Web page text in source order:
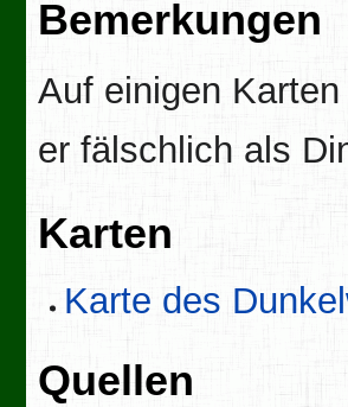
Bemerkungen
Auf einigen
er fälschlich als
Karten
Karte des
Quellen